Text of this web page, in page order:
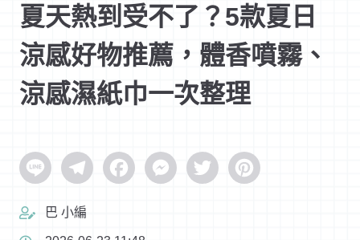
夏天熱到受不了？5款夏日
涼感好物推薦，體香噴霧、
涼感濕紙巾一次整理
Line TelegramFacebookMessenger
Twitter Pinterest
巴 小編